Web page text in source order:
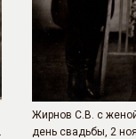
Жирнов С.В. с
день свадьбы, 2